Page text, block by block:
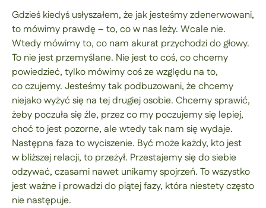
Gdzieś kiedyś usłyszałem, że jak jesteśmy zdenerwowani,
to mówimy prawdę – to, co w nas leży. Wcale nie.
Wtedy mówimy to, co nam akurat przychodzi do głowy.
To nie jest przemyślane. Nie jest to coś, co chcemy
powiedzieć, tylko mówimy coś ze względu na to,
co czujemy. Jesteśmy tak podbuzowani, że chcemy
niejako wyżyć się na tej drugiej osobie. Chcemy sprawić,
żeby poczuła się źle, przez co my poczujemy się lepiej,
choć to jest pozorne, ale wtedy tak nam się wydaje.
Następna faza to wyciszenie. Być może każdy, kto jest
w bliższej relacji, to przeżył. Przestajemy się do siebie
odzywać, czasami nawet unikamy spojrzeń. To wszystko
jest ważne i prowadzi do piątej fazy, która niestety często
nie następuje.